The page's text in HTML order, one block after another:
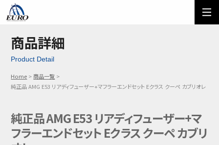
ご利用方法
メール問い合わせ
03-5674-7742
商品詳細
Product Detail
Home
商品一覧
純正品 AMG E53 リアディフューザー+マフラーエンドセット Eクラス クーペ カブリオレ
純正品 AMG E53 リアディフューザー+マ
フラーエンドセット Eクラス クーペ カブリ